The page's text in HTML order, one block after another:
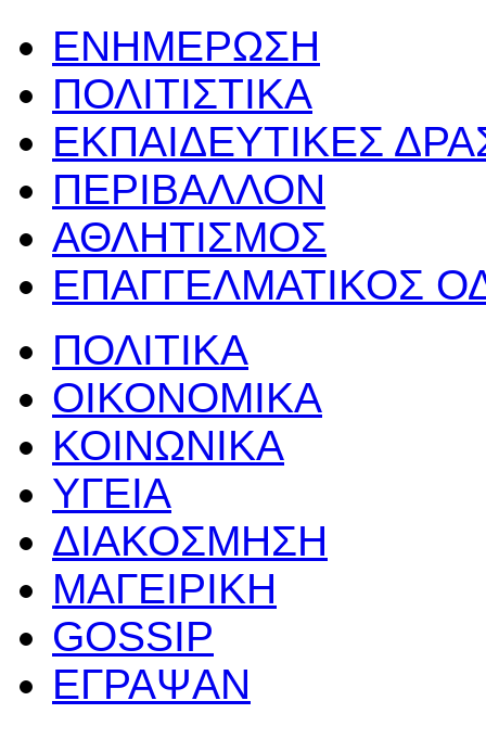
ΕΝΗΜΕΡΩΣΗ
ΠΟΛΙΤΙΣΤΙΚΑ
ΕΚΠΑΙΔΕΥΤΙΚΕΣ
ΠΕΡΙΒΑΛΛΟΝ
ΑΘΛΗΤΙΣΜΟΣ
ΕΠΑΓΓΕΛΜΑΤΙΚΟΣ
ΠΟΛΙΤΙΚΑ
ΟΙΚΟΝΟΜΙΚΑ
ΚΟΙΝΩΝΙΚΑ
ΥΓΕΙΑ
ΔΙΑΚΟΣΜΗΣΗ
ΜΑΓΕΙΡΙΚΗ
GOSSIP
ΕΓΡΑΨΑΝ